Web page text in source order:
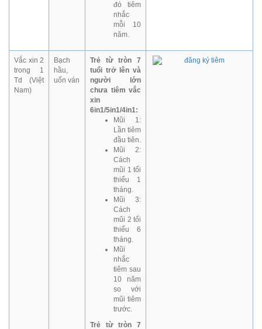
đó tiêm
nhắc
mỗi 10
năm.
Vắc xin 2
trong 1
Td (Việt
Nam)
Bạch
hầu,
uốn ván
Trẻ từ tròn 7
tuổi trở lên và
người lớn
chưa tiêm vắc
xin
6in1/5in1/4in1:
Mũi 1:
Lần tiêm
đầu tiên.
Mũi 2:
Cách
mũi 1 tối
thiểu 1
tháng.
Mũi 3:
Cách
mũi 2 tối
thiểu 6
tháng.
Mũi
nhắc
tiêm sau
10 năm
so với
mũi tiêm
trước.
Trẻ từ tròn 7